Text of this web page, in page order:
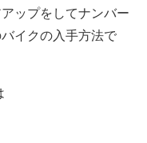
ップをしてナンバー
イクの入手方法で